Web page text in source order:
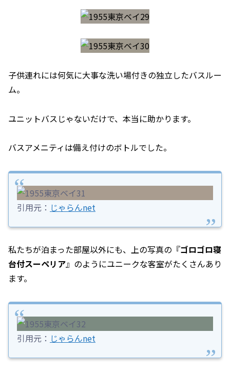
子供連れには何気に大事な洗い場付きの独立したバスルー
ム。
ユニットバスじゃないだけで、本当に助かります。
バスアメニティは備え付けのボトルでした。
引用元： じゃらんnet
私たちが泊まった部屋以外にも、上の写真の『ゴロゴロ寝
台付スーペリア』のようにユニークな客室がたくさんあり
ます。
引用元： じゃらんnet